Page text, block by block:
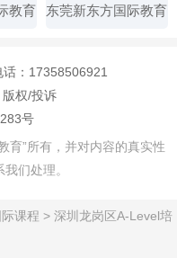
教育 东莞新东方国际教育
话：17358506921
版权/投诉
号
育”所有，并对内容的真实性
们处理。
际课程 > 深圳龙岗区A-Level培